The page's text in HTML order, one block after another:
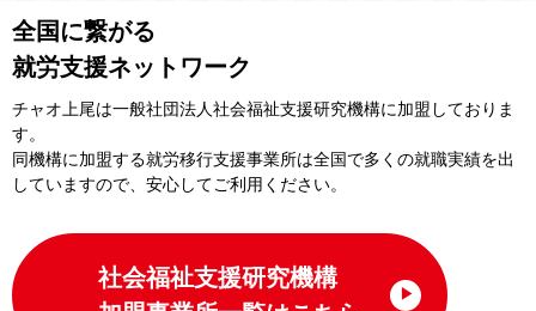
全国に繋がる
就労支援ネットワーク
チャオ上尾は一般社団法⼈社会福祉⽀援研究機構に加盟しておりま
す。
同機構に加盟する就労移⾏⽀援事業所は全国で多くの就職実績を出
していますので、安⼼してご利⽤ください。
社会福祉支援研究機構